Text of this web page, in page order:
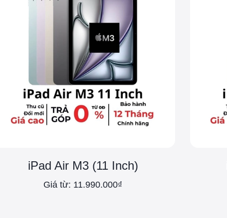
iPad Air M3 (11 Inch)
Giá từ: 11.990.000₫